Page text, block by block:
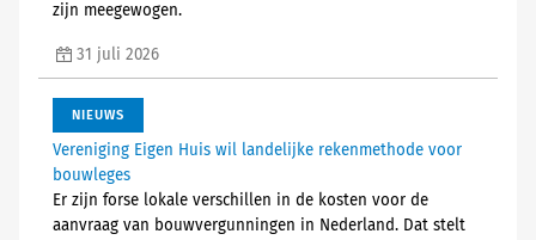
zijn meegewogen.
31 juli 2026
NIEUWS
Vereniging Eigen Huis wil landelijke rekenmethode voor
bouwleges
Er zijn forse lokale verschillen in de kosten voor de
aanvraag van bouwvergunningen in Nederland. Dat stelt